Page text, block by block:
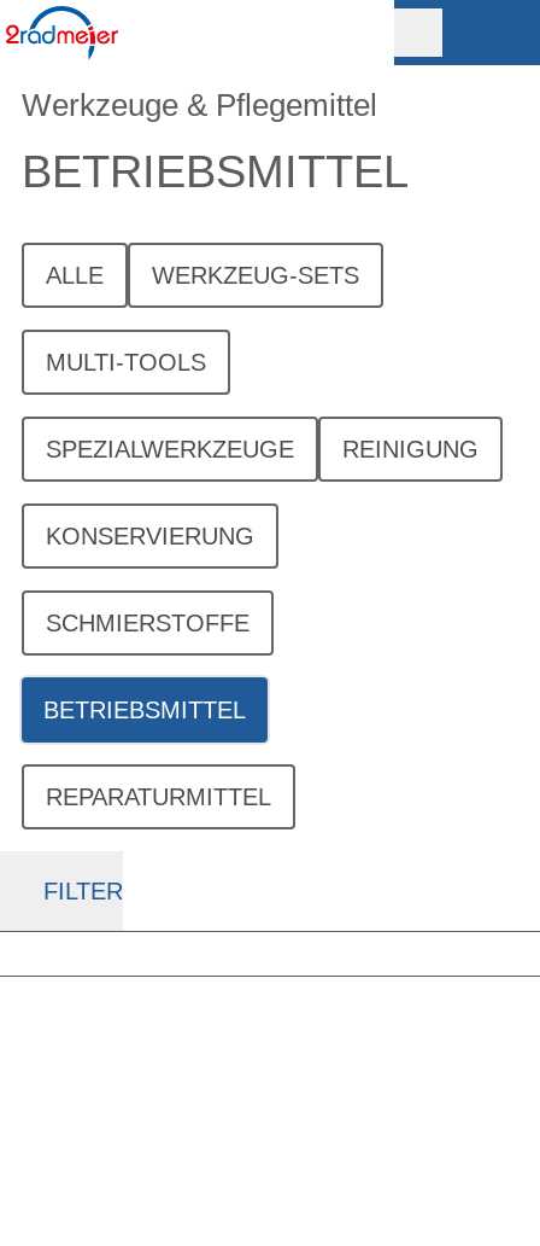
Werkzeuge & Pflegemittel
BETRIEBSMITTEL
ALLE WERKZEUG-SETS
MULTI-TOOLS
SPEZIALWERKZEUGE REINIGUNG
KONSERVIERUNG
SCHMIERSTOFFE
BETRIEBSMITTEL
REPARATURMITTEL
FILTER